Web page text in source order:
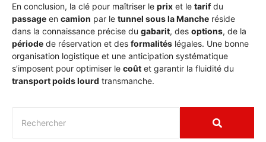
En conclusion, la clé pour maîtriser le prix et le tarifdu
passage en camion par le tunnel sous la Manche réside
dans la connaissance précise du gabarit, des options, de la
période de réservation et des formalités légales. Une bonne
organisation logistique et une anticipation systématique
s’imposent pour optimiser le coût et garantir la fluidité du
transport poids lourd transmanche.